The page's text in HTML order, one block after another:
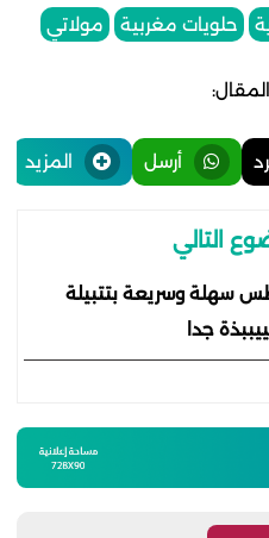
حلويات مغربية مولاتي
أرسل المزيد
التالي
سهلة وسريعة بتتبيلة
جدا